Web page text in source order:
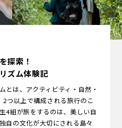
探索！
ズム体験記
とは、アクティビティ・自然・
つ以上で構成される旅行のこ
4組が旅をするのは、美しい自
自の文化が大切にされる島々